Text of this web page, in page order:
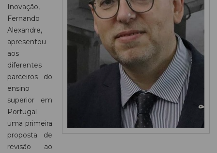
Inovação,
Fernando
Alexandre,
apresentou
aos
diferentes
parceiros do
ensino
superior em
Portugal
uma primeira
proposta de
revisão ao